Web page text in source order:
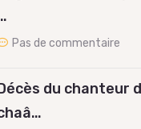
Pas de commentaire
du chanteur